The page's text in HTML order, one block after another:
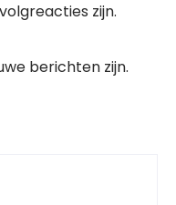
zijn.
berichten zijn.